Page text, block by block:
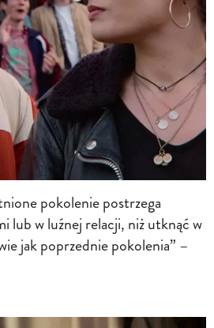
pokolenie postrzega
lub w luźnej relacji, niż utknąć w
jak poprzednie pokolenia” –